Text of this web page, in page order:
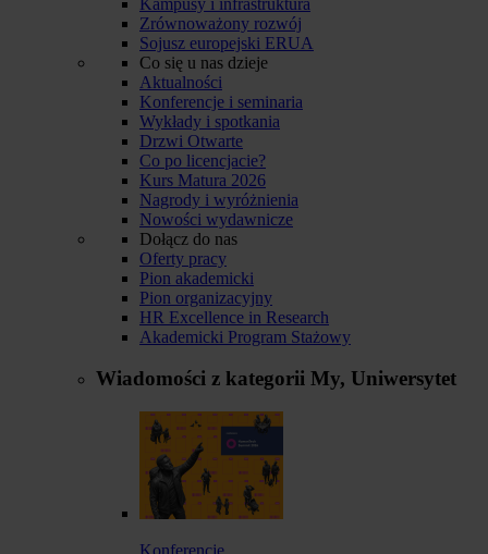
Zrównoważony rozwój
Sojusz europejski ERUA
Co się u nas dzieje
Aktualności
Konferencje i seminaria
Wykłady i spotkania
Drzwi Otwarte
Co po licencjacie?
Kurs Matura 2026
Nagrody i wyróżnienia
Nowości wydawnicze
Dołącz do nas
Oferty pracy
Pion akademicki
Pion organizacyjny
HR Excellence in Research
Akademicki Program Stażowy
Wiadomości z kategorii My, Uniwersytet